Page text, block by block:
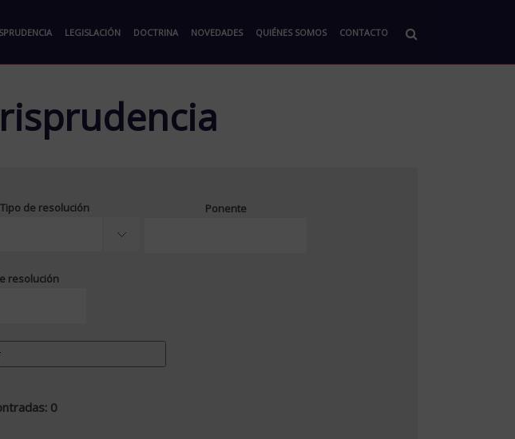
LEGISLACIÓN DOCTRINA NOVEDADES QUIÉNES SOMOS CONTACTO
Tipo de resolución Ponente
resolución
0